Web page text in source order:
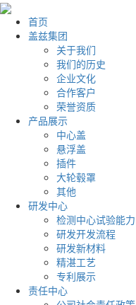
首页
盖兹集团
关于我们
我们的历史
企业文化
合作客户
荣誉资质
产品展示
中心盖
悬浮盖
插件
大轮毂罩
其他
研发中心
检测中心试验能力
研发开发流程
研发新材料
精湛工艺
专利展示
责任中心